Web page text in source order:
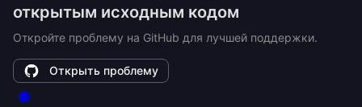
открытым исходным кодом
Откройте проблему на GitHub для лучшей поддержки.
Открыть проблему